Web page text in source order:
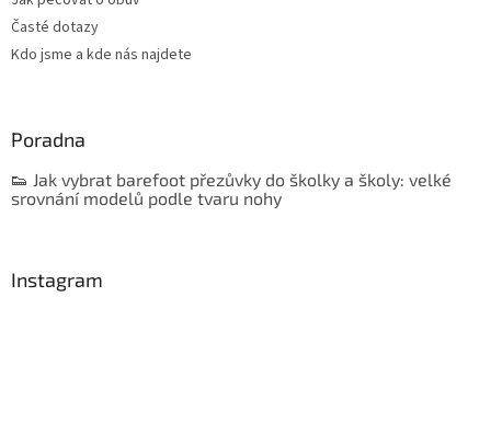
Časté dotazy
Kdo jsme a kde nás najdete
Poradna
👟 Jak vybrat barefoot přezůvky do školky a školy: velké
srovnání modelů podle tvaru nohy
Instagram